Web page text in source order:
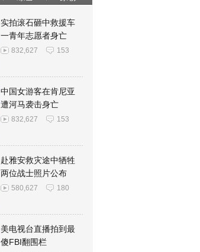
实拍滚石砸中救援车
一青年志愿者身亡
832,627 153
中国女游客在肯尼亚
遭河马袭击身亡
832,627 153
赴雅安救灾途中牺牲
两位战士照片公布
580,627 180
美电视台直播拍到最
傻FBI翻围栏